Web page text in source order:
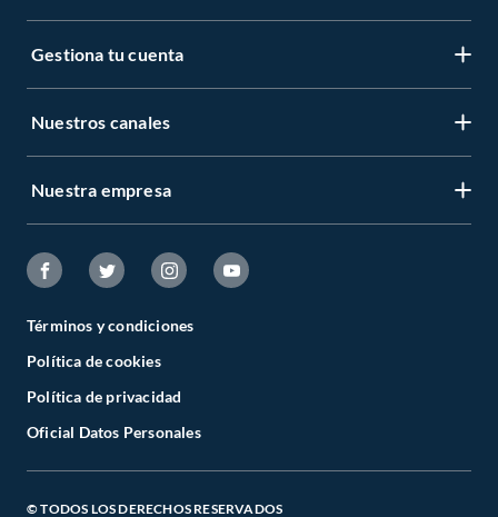
Gestiona tu cuenta
Nuestros canales
Nuestra empresa
Términos y condiciones
Política de cookies
Política de privacidad
Oficial Datos Personales
© TODOS LOS DERECHOS RESERVADOS